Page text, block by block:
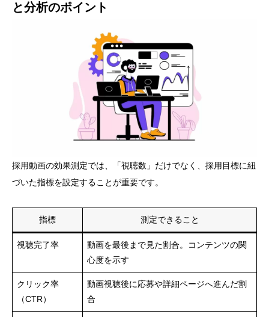
と分析のポイント
採用動画の効果測定では、「視聴数」だけでなく、採用目標に紐
づいた指標を設定することが重要です。
指標 測定できること
視聴完了率
動画を最後まで見た割合。コンテンツの関
心度を示す
クリック率
（CTR）
動画視聴後に応募や詳細ページへ進んだ割
合